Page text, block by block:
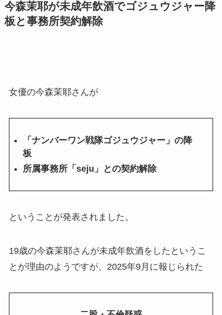
今森茉耶が未成年飲酒でゴジュウジャー降
板と事務所契約解除
女優の今森茉耶さんが
「ナンバーワン戦隊ゴジュウジャー」の降
板
所属事務所「seju」との契約解除
ということが発表されました。
19歳の今森茉耶さんが未成年飲酒をしたというこ
とが理由のようですが、2025年9月に報じられた